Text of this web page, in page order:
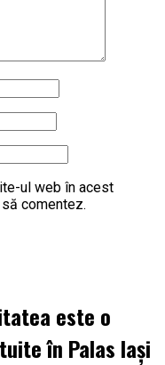
ul web în acest
comentez.
este o
în Palas Iași